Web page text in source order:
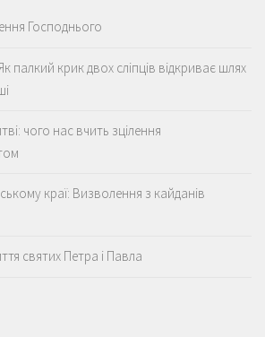
Господнього
палкий крик двох сліпців відкриває шлях
чого нас вчить зцілення
краї: Визволення з кайданів
святих Петра і Павла